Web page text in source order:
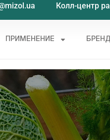
Колл-центр
ПРИМЕНЕНИЕ